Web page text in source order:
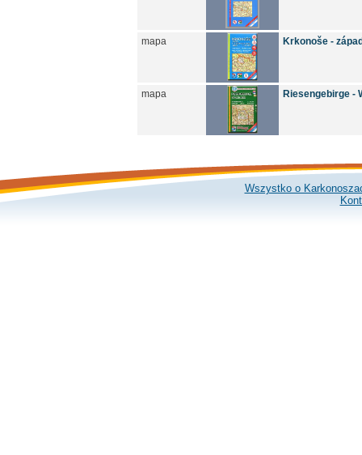
mapa Krkonoše -
mapa Riesengebirge -
Wszystko o